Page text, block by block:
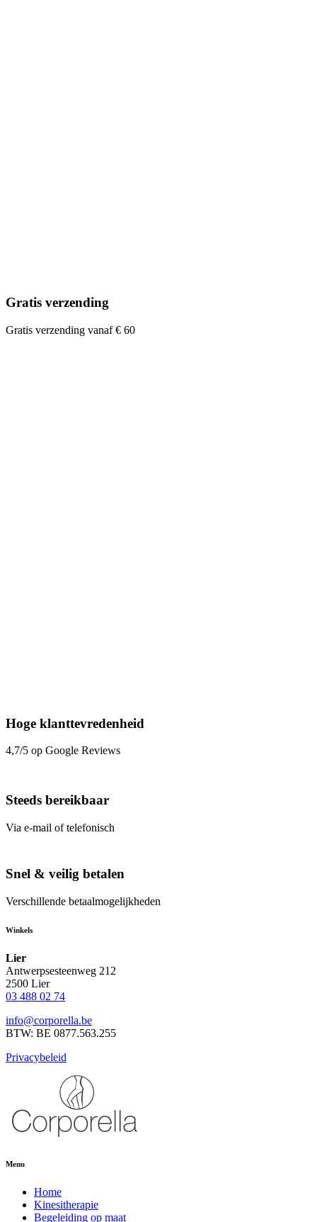
Gratis verzending
Gratis verzending vanaf € 60
Hoge klanttevredenheid
4,7/5 op Google Reviews
Steeds bereikbaar
Via e-mail of telefonisch
Snel & veilig betalen
Verschillende betaalmogelijkheden
Winkels
Lier
Antwerpsesteenweg 212
2500 Lier
03 488 02 74
info@corporella.be
BTW: BE 0877.563.255
Privacybeleid
Menu
Home
Kinesitherapie
Begeleiding op maat